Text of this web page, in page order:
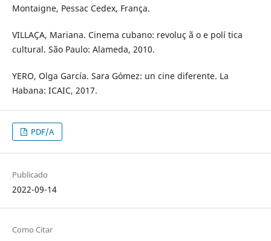
Montaigne, Pessac Cedex, França.
VILLAÇA, Mariana. Cinema cubano: revoluç ã o e polí tica
cultural. São Paulo: Alameda, 2010.
YERO, Olga García. Sara Gómez: un cine diferente. La
Habana: ICAIC, 2017.
PDF/A
Publicado
2022-09-14
Como Citar